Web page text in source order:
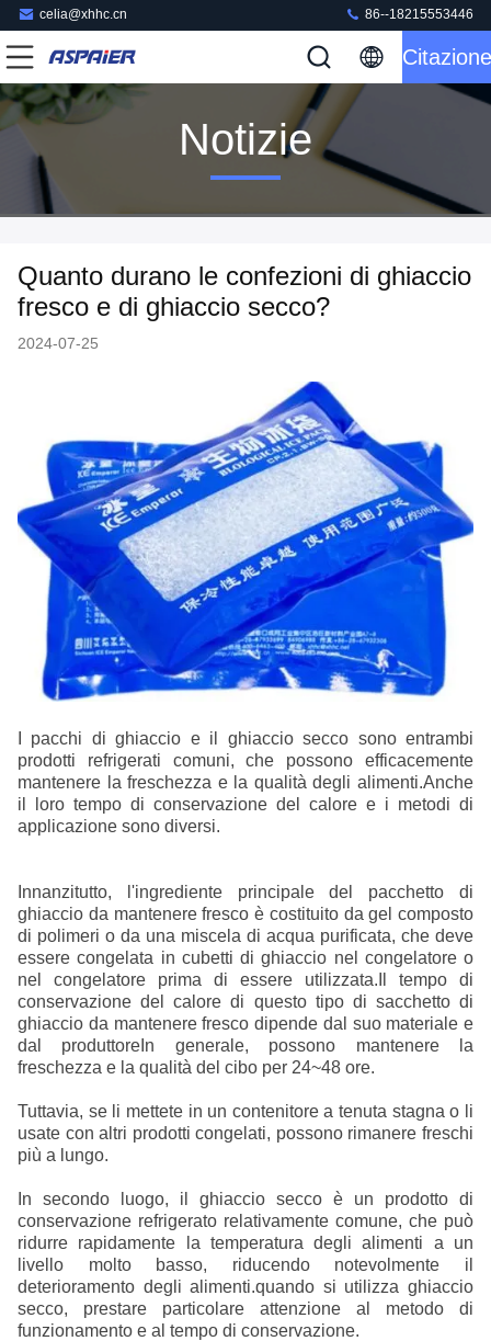
celia@xhhc.cn 86--18215553446
Citazione
Notizie
Quanto durano le confezioni di ghiaccio
fresco e di ghiaccio secco?
2024-07-25
I pacchi di ghiaccio e il ghiaccio secco sono entrambi
prodotti refrigerati comuni, che possono efficacemente
mantenere la freschezza e la qualità degli alimenti.Anche
il loro tempo di conservazione del calore e i metodi di
applicazione sono diversi.
Innanzitutto, l'ingrediente principale del pacchetto di
ghiaccio da mantenere fresco è costituito da gel composto
di polimeri o da una miscela di acqua purificata, che deve
essere congelata in cubetti di ghiaccio nel congelatore o
nel congelatore prima di essere utilizzata.Il tempo di
conservazione del calore di questo tipo di sacchetto di
ghiaccio da mantenere fresco dipende dal suo materiale e
dal produttoreIn generale, possono mantenere la
freschezza e la qualità del cibo per 24~48 ore.
Tuttavia, se li mettete in un contenitore a tenuta stagna o li
usate con altri prodotti congelati, possono rimanere freschi
più a lungo.
In secondo luogo, il ghiaccio secco è un prodotto di
conservazione refrigerato relativamente comune, che può
ridurre rapidamente la temperatura degli alimenti a un
livello molto basso, riducendo notevolmente il
deterioramento degli alimenti.quando si utilizza ghiaccio
secco, prestare particolare attenzione al metodo di
funzionamento e al tempo di conservazione.